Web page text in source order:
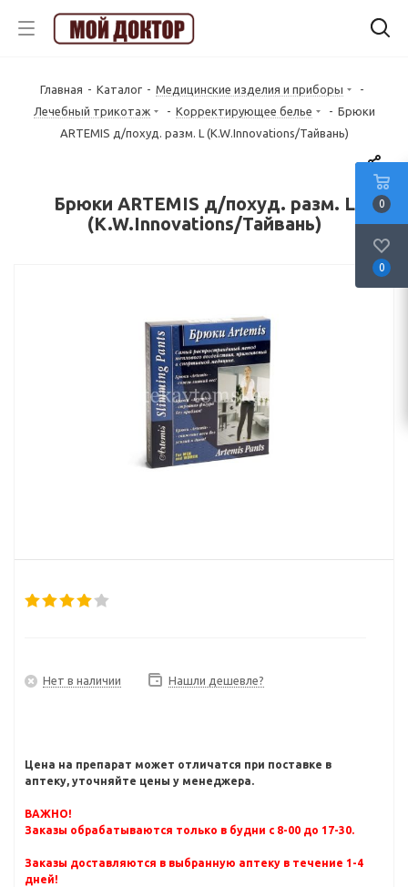
Главная - Каталог - Медицинские изделия и приборы
-
Лечебный трикотаж
- Корректирующее белье - Брюки
ARTEMIS д/похуд. разм. L (K.W.Innovations/Тайвань)
Брюки ARTEMIS д/похуд. разм. L
(K.W.Innovations/Тайвань)
Нет в наличии Нашли дешевле?
Цена на препарат может отличатся при поставке в
аптеку, уточняйте цены у менеджера.
ВАЖНО!
Заказы обрабатываются только в будни с 8-00 до 17-30.
Заказы доставляются в выбранную аптеку в течение 1-4
дней!
0
0